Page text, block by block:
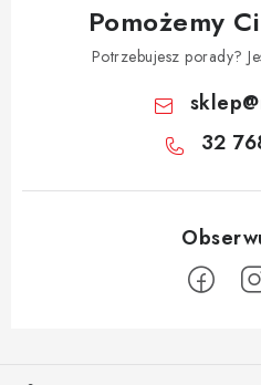
Pomożemy
Potrzebujesz porady?
sklep@
32